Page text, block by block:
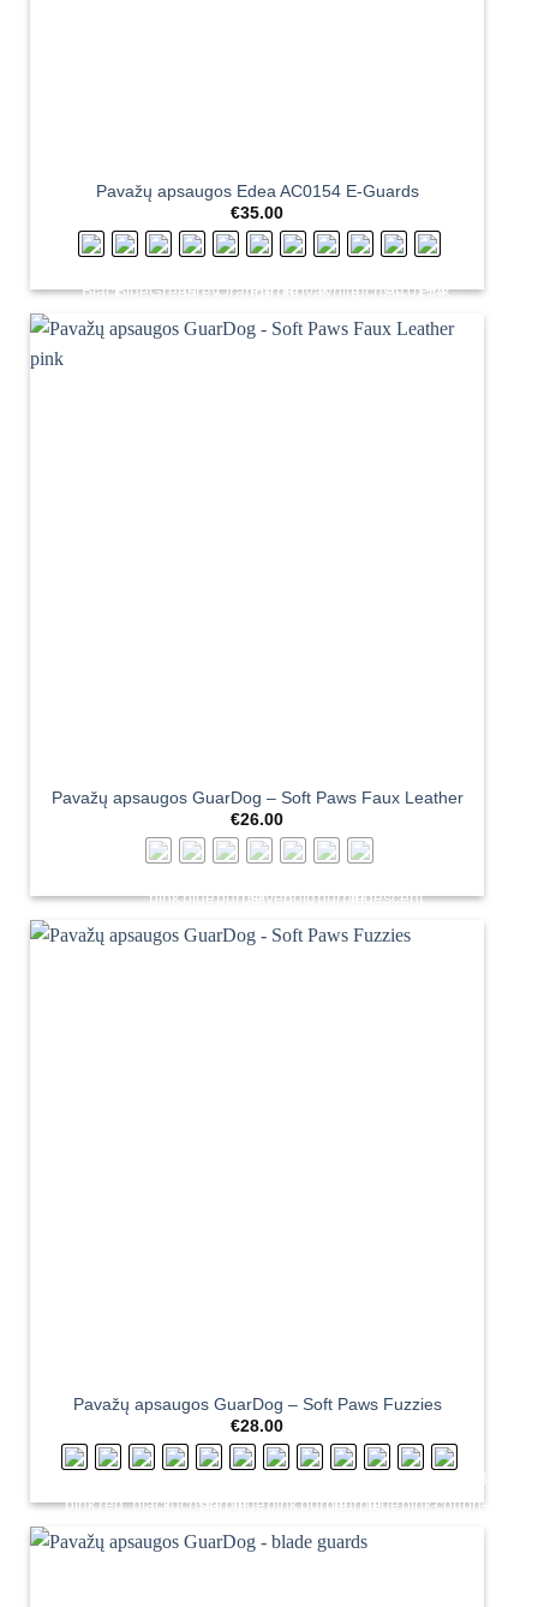
Pavažų apsaugos Edea AC0154 E-Guards
€35.00
Pavažų apsaugos GuarDog – Soft Paws Faux Leather
€26.00
Pavažų apsaugos GuarDog – Soft Paws Fuzzies
€28.00